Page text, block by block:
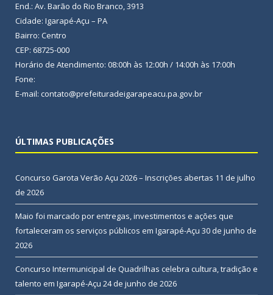
End.: Av. Barão do Rio Branco, 3913
Cidade: Igarapé-Açu – PA
Bairro: Centro
CEP: 68725-000
Horário de Atendimento: 08:00h às 12:00h / 14:00h às 17:00h
Fone:
E-mail: contato@prefeituradeigarapeacu.pa.gov.br
ÚLTIMAS PUBLICAÇÕES
Concurso Garota Verão Açu 2026 – Inscrições abertas 11 de julho
de 2026
Maio foi marcado por entregas, investimentos e ações que
fortaleceram os serviços públicos em Igarapé-Açu 30 de junho de
2026
Concurso Intermunicipal de Quadrilhas celebra cultura, tradição e
talento em Igarapé-Açu 24 de junho de 2026